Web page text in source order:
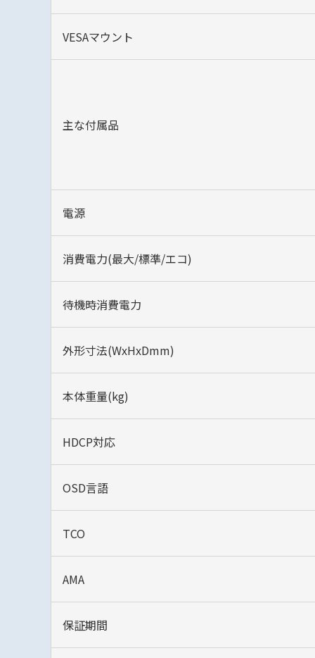
VESAマウント
主な付属品
電源
消費電力(最大/標準/エコ)
待機時消費電力
外形寸法(WxHxDmm)
本体重量(kg)
HDCP対応
OSD言語
TCO
AMA‎
保証期間